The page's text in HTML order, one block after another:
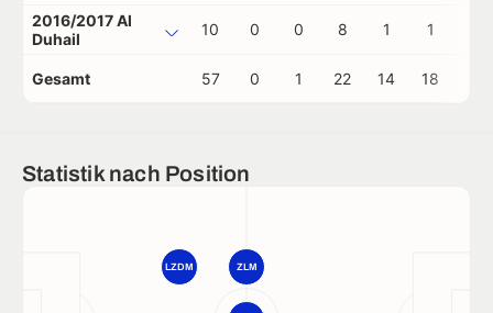
2016/2017 Al
Duhail
10 0 0 8 1 1
Gesamt 57 0 1 22 14 18
Statistik nach Position
LZDM ZLM